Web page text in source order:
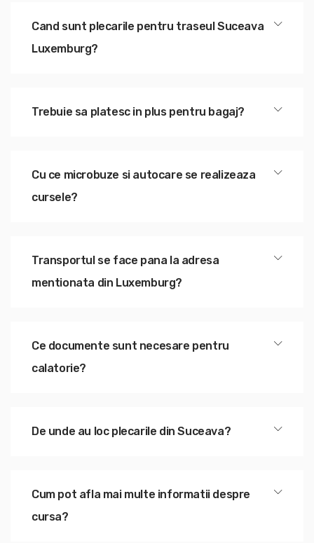
Cand sunt plecarile pentru traseul Suceava
Luxemburg?
Trebuie sa platesc in plus pentru bagaj?
Cu ce microbuze si autocare se realizeaza
cursele?
Transportul se face pana la adresa
mentionata din Luxemburg?
Ce documente sunt necesare pentru
calatorie?
De unde au loc plecarile din Suceava?
Cum pot afla mai multe informatii despre
cursa?